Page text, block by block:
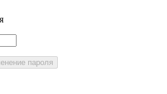
пароля